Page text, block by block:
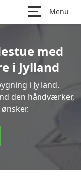
Menu
med
i Jylland
i Jylland.
den håndværker,